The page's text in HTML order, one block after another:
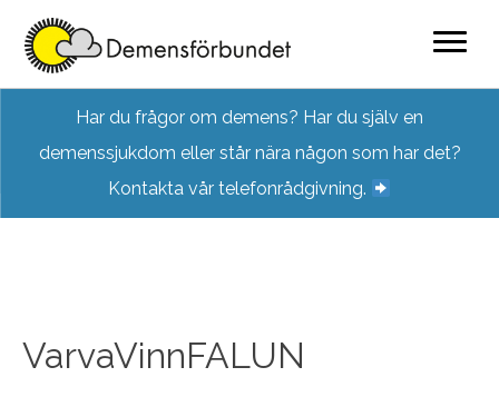
content
Har du frågor om demens? Har du själv en
demenssjukdom eller står nära någon som har det?
Kontakta vår telefonrådgivning.
VarvaVinnFALUN